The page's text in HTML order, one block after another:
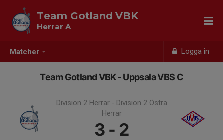
Matcher Logga in
Team Gotland VBK
Herrar A
Team Gotland VBK - Uppsala VBS C
Division 2 Herrar - Division 2 Östra
Herrar
3 - 2